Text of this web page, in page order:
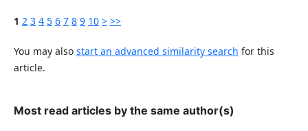
1 2 3 4 5 6 7 8 9 10 > >>
You may also start an advanced similarity search for this
article.
Most read articles by the same author(s)